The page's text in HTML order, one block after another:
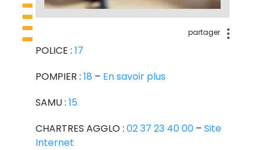
partager
POLICE : 17
POMPIER : 18 – En savoir plus
SAMU : 15
CHARTRES AGGLO : 02 37 23 40 00 – Site
Internet